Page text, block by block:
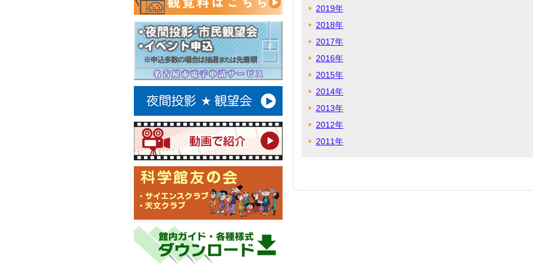
2019年
2018年
2017年
2016年
2015年
2014年
2013年
2012年
2011年